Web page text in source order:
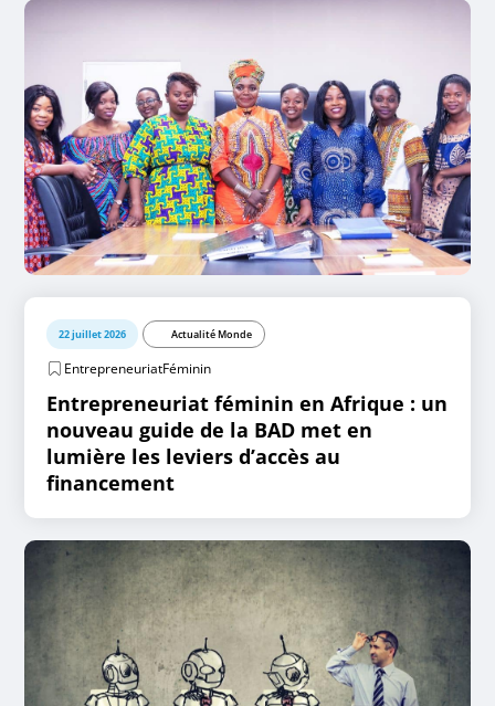
22 juillet 2026 Actualité Monde
EntrepreneuriatFéminin
Entrepreneuriat féminin en Afrique : un
nouveau guide de la BAD met en
lumière les leviers d’accès au
financement